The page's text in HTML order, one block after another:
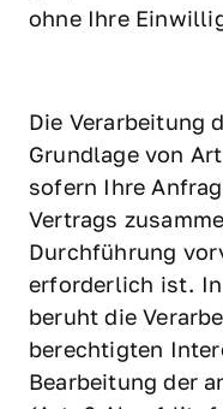
ohne Ihre
Die Verarbeitung
Grundlage von
sofern Ihre
Vertrags
Durchführung
erforderlich ist.
beruht die
berechtigten
Bearbeitung der